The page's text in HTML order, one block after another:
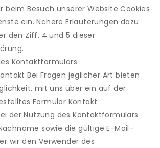
beim Besuch unserer Website Cookies
ein. Nähere Erläuterungen dazu
den Ziff. 4 und 5 dieser
Kontaktformulars
Bei Fragen jeglicher Art bieten
mit uns über ein auf der
Formular Kontakt
der Nutzung des Kontaktformulars
sowie die gültige E-Mail-
wir den Verwender des